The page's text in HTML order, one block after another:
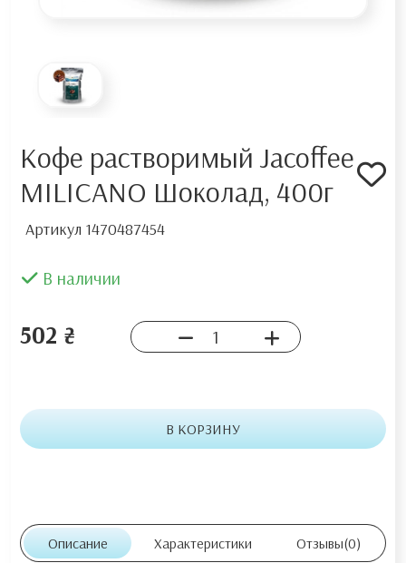
Кофе растворимый Jacoffee
MILICANO Шоколад, 400г
Артикул 1470487454
В наличии
502 ₴
В КОРЗИНУ
Описание Характеристики Отзывы(0)